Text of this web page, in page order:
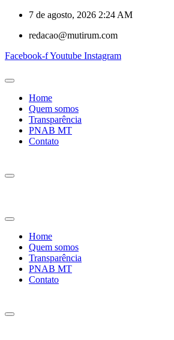
7 de agosto, 2026 2:24 AM
redacao@mutirum.com
Facebook-fYoutube Instagram
Home
Quem somos
Transparência
PNAB MT
Contato
Home
Quem somos
Transparência
PNAB MT
Contato